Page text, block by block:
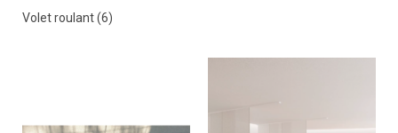
Volet roulant(6)